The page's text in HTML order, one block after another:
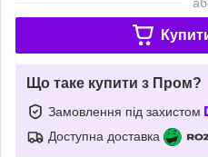
Що таке купити з Пром?
Замовлення під захистом
Доступна доставка